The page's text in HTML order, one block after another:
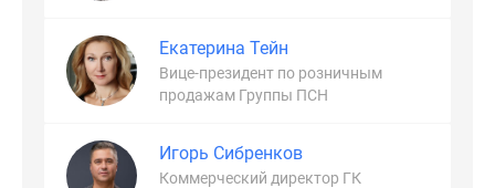
Екатерина Тейн
Вице-президент по розничным
продажам Группы ПСН
Игорь Сибренков
Коммерческий директор ГК